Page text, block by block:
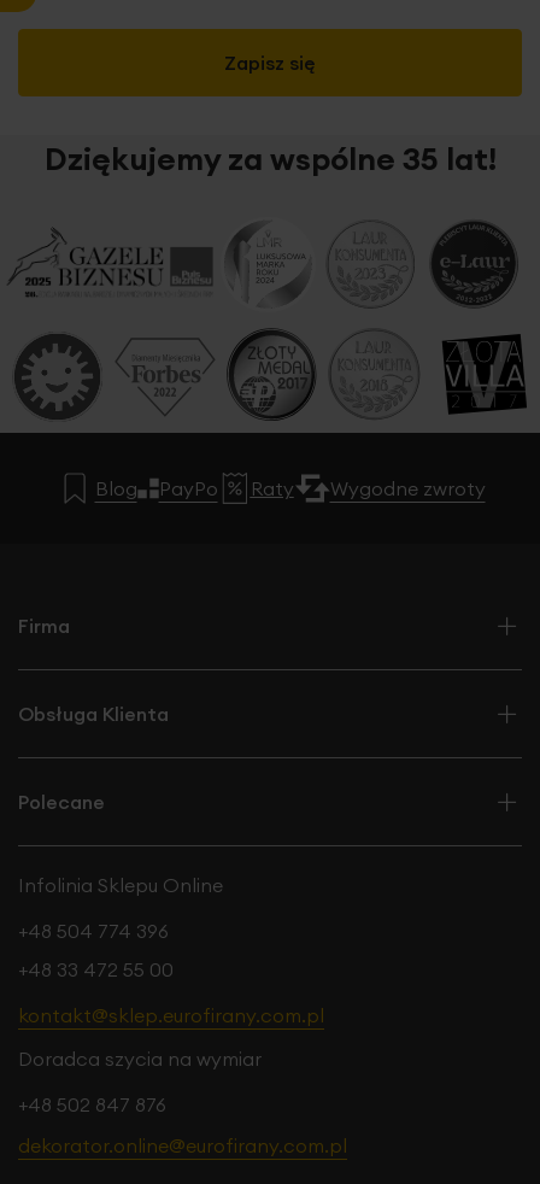
Zapisz się
Dziękujemy za wspólne 35 lat!
Blog PayPo Raty Wygodne zwroty
Firma
Obsługa Klienta
Polecane
Infolinia Sklepu Online
+48 504 774 396
+48 33 472 55 00
kontakt@sklep.eurofirany.com.pl
Doradca szycia na wymiar
+48 502 847 876
dekorator.online@eurofirany.com.pl